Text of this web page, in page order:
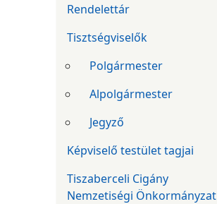
Rendelettár
Tisztségviselők
Polgármester
Alpolgármester
Jegyző
Képviselő testület tagjai
Tiszaberceli Cigány
Nemzetiségi Önkormányzat